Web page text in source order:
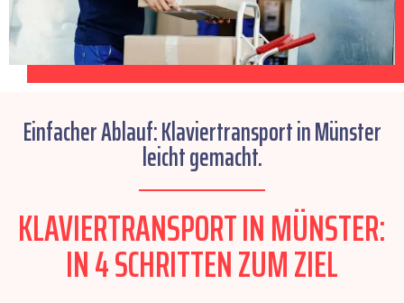
Einfacher Ablauf: Klaviertransport in Münster
leicht gemacht.
KLAVIERTRANSPORT IN MÜNSTER:
IN 4 SCHRITTEN ZUM ZIEL